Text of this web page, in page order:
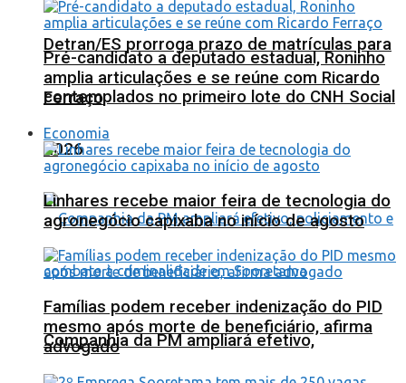
Detran/ES prorroga prazo de matrículas para
contemplados no primeiro lote do CNH Social
2026
Companhia da PM ampliará efetivo,
Pré-candidato a deputado estadual, Roninho
amplia articulações e se reúne com Ricardo
Ferraço
Economia
Linhares recebe maior feira de tecnologia do
agronegócio capixaba no início de agosto
Famílias podem receber indenização do PID
mesmo após morte de beneficiário, afirma
advogado